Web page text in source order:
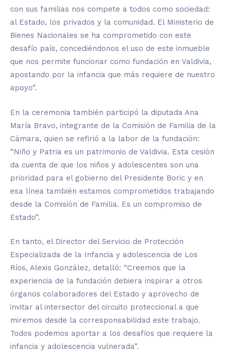
con sus familias nos compete a todos como sociedad:
al Estado, los privados y la comunidad. El Ministerio de
Bienes Nacionales se ha comprometido con este
desafío país, concediéndonos el uso de este inmueble
que nos permite funcionar como fundación en Valdivia,
apostando por la infancia que más requiere de nuestro
apoyo”.
En la ceremonia también participó la diputada Ana
María Bravo, integrante de la Comisión de Familia de la
Cámara, quien se refirió a la labor de la fundación:
“Niño y Patria es un patrimonio de Valdivia. Esta cesión
da cuenta de que los niños y adolescentes son una
prioridad para el gobierno del Presidente Boric y en
esa línea también estamos comprometidos trabajando
desde la Comisión de Familia. Es un compromiso de
Estado”.
En tanto, el Director del Servicio de Protección
Especializada de la Infancia y adolescencia de Los
Ríos, Alexis González, detalló: “Creemos que la
experiencia de la fundación debiera inspirar a otros
órganos colaboradores del Estado y aprovecho de
invitar al intersector del circuito proteccional a que
miremos desde la corresponsabilidad este trabajo.
Todos podemos aportar a los desafíos que requiere la
infancia y adolescencia vulnerada”.